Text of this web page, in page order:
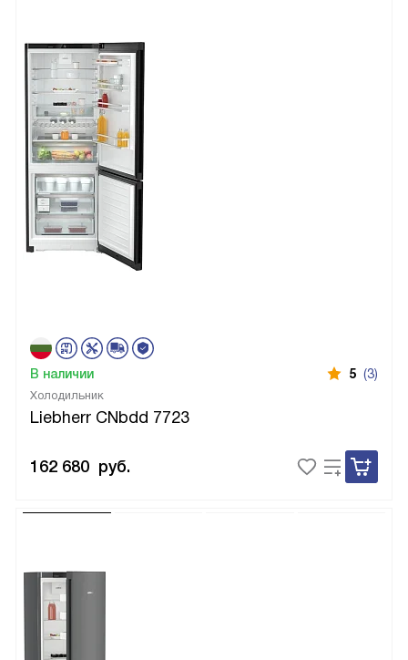
Холодильник
Liebherr CNbdd 7723
В наличии 5 (3)
162 680 руб.